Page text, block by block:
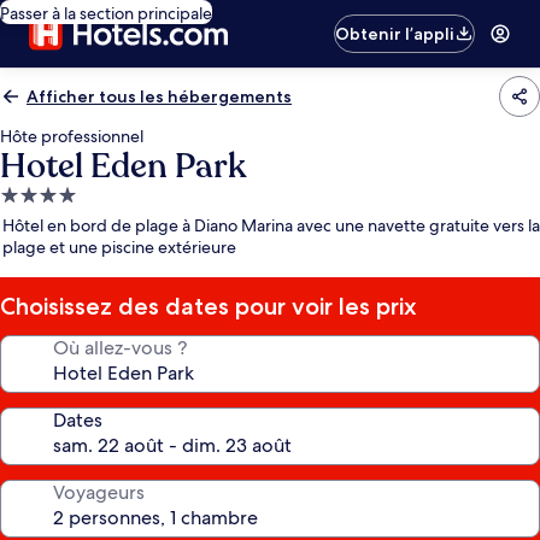
Passer à la section principale
Obtenir l’appli
Afficher tous les hébergements
Hôte professionnel
Hotel Eden Park
Hébergement
4.0 étoiles
Hôtel en bord de plage à Diano Marina avec une navette gratuite vers la
plage et une piscine extérieure
Choisissez des dates pour voir les prix
Où allez-vous ?
Dates
Voyageurs